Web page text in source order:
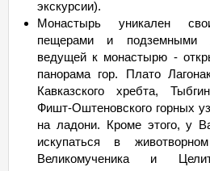
экскурсии).
Монастырь уникален
пещерами и подземными
ведущей к монастырю -
панорама гор. Плато
Кавказского хребта,
Фишт-Оштеновского горных
на ладони. Кроме этого, у
искупаться в
Великомученика и